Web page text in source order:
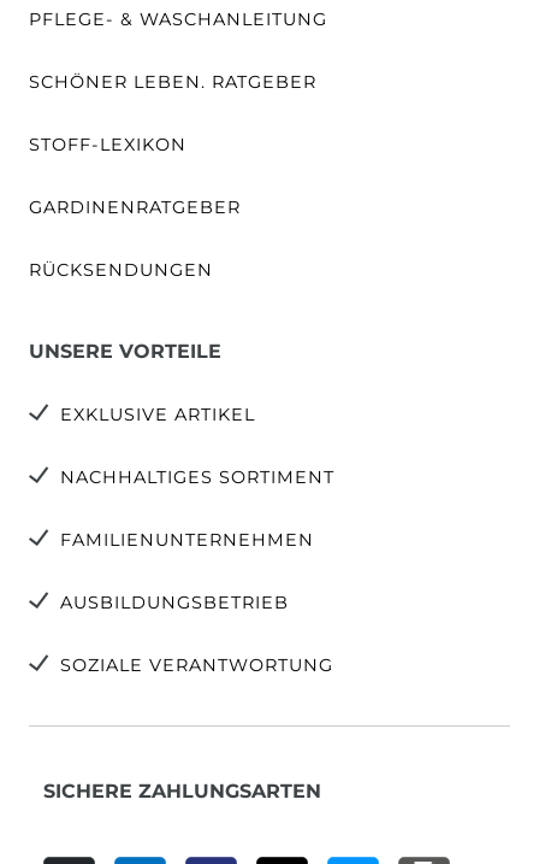
PFLEGE- & WASCHANLEITUNG
SCHÖNER LEBEN. RATGEBER
STOFF-LEXIKON
GARDINENRATGEBER
RÜCKSENDUNGEN
UNSERE VORTEILE
EXKLUSIVE ARTIKEL
NACHHALTIGES SORTIMENT
FAMILIENUNTERNEHMEN
AUSBILDUNGSBETRIEB
SOZIALE VERANTWORTUNG
SICHERE ZAHLUNGSARTEN